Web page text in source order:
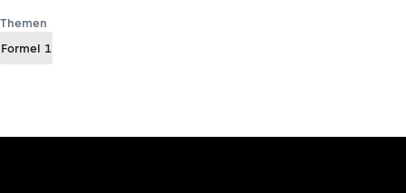
Themen
Formel 1